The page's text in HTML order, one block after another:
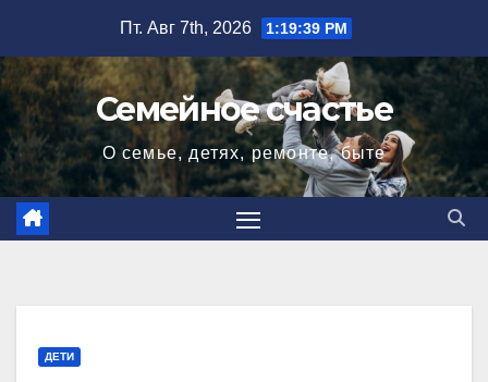
содержимому
Пт. Авг 7th, 2026 1:19:41 PM
Семейное счастье
О семье, детях, ремонте, быте
ДЕТИ